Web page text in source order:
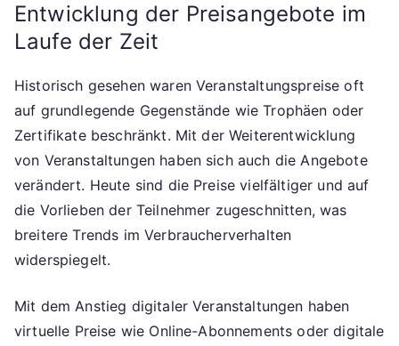
Entwicklung der Preisangebote im
Laufe der Zeit
Historisch gesehen waren Veranstaltungspreise oft
auf grundlegende Gegenstände wie Trophäen oder
Zertifikate beschränkt. Mit der Weiterentwicklung
von Veranstaltungen haben sich auch die Angebote
verändert. Heute sind die Preise vielfältiger und auf
die Vorlieben der Teilnehmer zugeschnitten, was
breitere Trends im Verbraucherverhalten
widerspiegelt.
Mit dem Anstieg digitaler Veranstaltungen haben
virtuelle Preise wie Online-Abonnements oder digitale